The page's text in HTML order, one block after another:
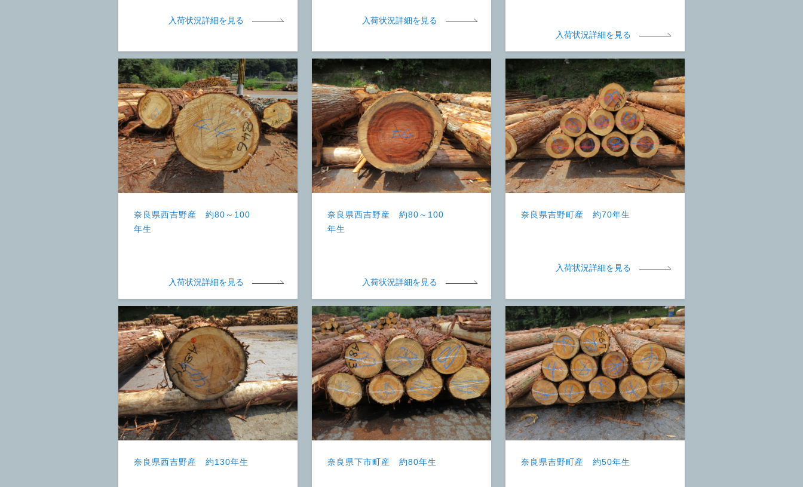
入荷状況詳細を見る 入荷状況詳細を見る
入荷状況詳細を見る
奈良県西吉野産 約80～100
年生
入荷状況詳細を見る
奈良県西吉野産 約80～100
年生
入荷状況詳細を見る
奈良県吉野町産 約70年生
入荷状況詳細を見る
奈良県西吉野産 約130年生 奈良県下市町産 約80年生 奈良県吉野町産 約50年生